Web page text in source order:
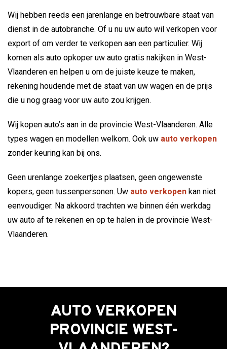
Wij hebben reeds een jarenlange en betrouwbare staat van
dienst in de autobranche. Of u nu uw auto wil verkopen voor
export of om verder te verkopen aan een particulier. Wij
komen als auto opkoper uw auto gratis nakijken in West-
Vlaanderen en helpen u om de juiste keuze te maken,
rekening houdende met de staat van uw wagen en de prijs
die u nog graag voor uw auto zou krijgen.
Wij kopen auto’s aan in de provincie West-Vlaanderen. Alle
types wagen en modellen welkom. Ook uw auto verkopen
zonder keuring kan bij ons.
Geen urenlange zoekertjes plaatsen, geen ongewenste
kopers, geen tussenpersonen. Uw auto verkopen kan niet
eenvoudiger. Na akkoord trachten we binnen één werkdag
uw auto af te rekenen en op te halen in de provincie West-
Vlaanderen.
AUTO VERKOPEN
PROVINCIE WEST-